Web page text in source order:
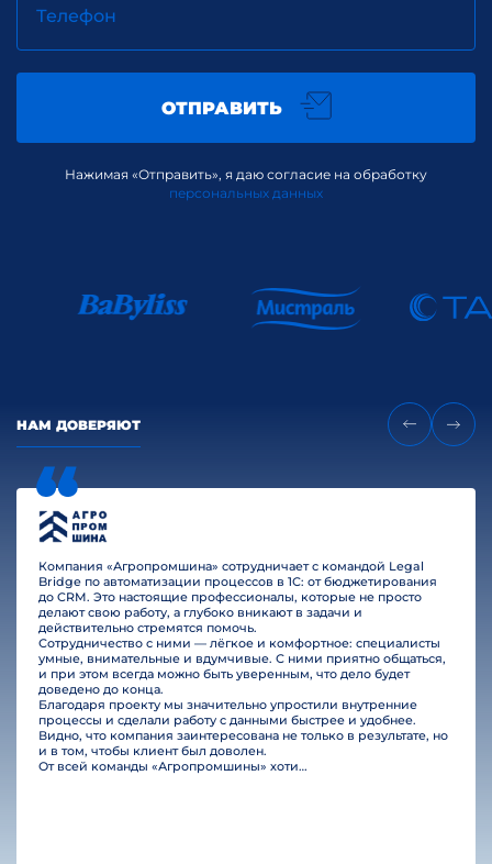
Телефон
ОТПРАВИТЬ
Нажимая «Отправить», я даю согласие на обработку
персональных данных
НАМ ДОВЕРЯЮТ
Компания «Агропромшина» сотрудничает с командой Legal
Bridge по автоматизации процессов в 1С: от бюджетирования
до CRM. Это настоящие профессионалы, которые не просто
делают свою работу, а глубоко вникают в задачи и
действительно стремятся помочь.
Сотрудничество с ними — лёгкое и комфортное: специалисты
умные, внимательные и вдумчивые. С ними приятно общаться,
и при этом всегда можно быть уверенным, что дело будет
доведено до конца.
Благодаря проекту мы значительно упростили внутренние
процессы и сделали работу с данными быстрее и удобнее.
Видно, что компания заинтересована не только в результате, но
и в том, чтобы клиент был доволен.
От всей команды «Агропромшины» хотим поблагодарить специалистов Legal Bridge за отличную работу и человеческое отношение.…